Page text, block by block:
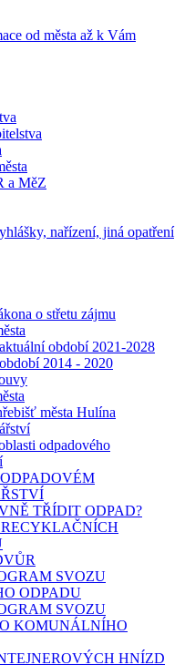
od města až k Vám
a MěZ
nařízení, jiná opatření
o střetu zájmu
období 2021-2028
2014 - 2020
města Hulína
odpadového
TŘÍDIT ODPAD?
SVOZU
ODPADU
SVOZU
KOMUNÁLNÍHO
HNÍZD